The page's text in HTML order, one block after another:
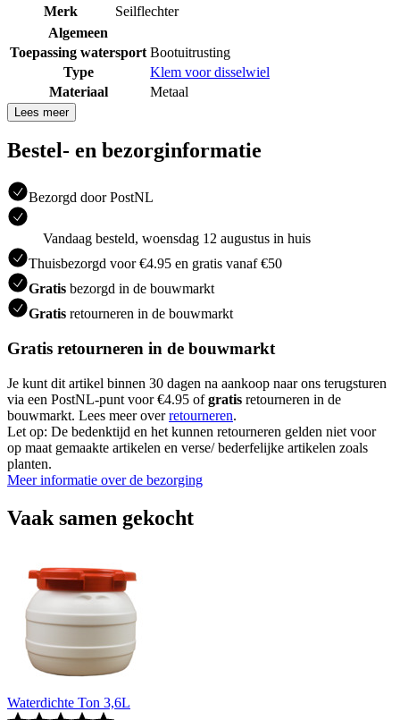
Merk
Seilflechter
Algemeen
Toepassing watersport Bootuitrusting
Type
Klem voor disselwiel
Materiaal
Metaal
Lees meer
Bestel- en bezorginformatie
Bezorgd door PostNL
Vandaag besteld, woensdag 12 augustus in huis
Thuisbezorgd voor €4.95 en gratis vanaf €50
Gratis bezorgd in de bouwmarkt
Gratis retourneren in de bouwmarkt
Gratis retourneren in de bouwmarkt
Je kunt dit artikel binnen 30 dagen na aankoop naar ons terugsturen
via een PostNL-punt voor €4.95 ofgratis retourneren in de
bouwmarkt. Lees meer overretourneren.
Let op: De bedenktijd en het kunnen retourneren gelden niet voor
op maat gemaakte artikelen en verse/ bederfelijke artikelen zoals
planten.
Meer informatie over de bezorging
Vaak samen gekocht
Waterdichte Ton 3,6L